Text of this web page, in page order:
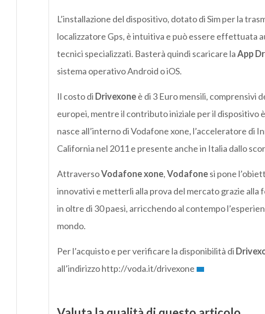
L’installazione del dispositivo, dotato di Sim per la
localizzatore Gps, è intuitiva e può essere effettuata
tecnici specializzati. Basterà quindi scaricare laApp
sistema operativo Android o iOS.
Il costo di Drivexoneè di 3 Euro mensili, comprensivi
europei, mentre il contributo iniziale per il dispositivo
nasce all’interno di Vodafone xone, l’acceleratore di
California nel 2011 e presente anche in Italia dallo
AttraversoVodafone xone,Vodafonesi pone
innovativi e metterli alla prova del mercato grazie alla
in oltre di 30 paesi, arricchendo al contempo
mondo.
Per l’acquisto e per verificare la disponibilità di
all’indirizzo http://voda.it/drivexone